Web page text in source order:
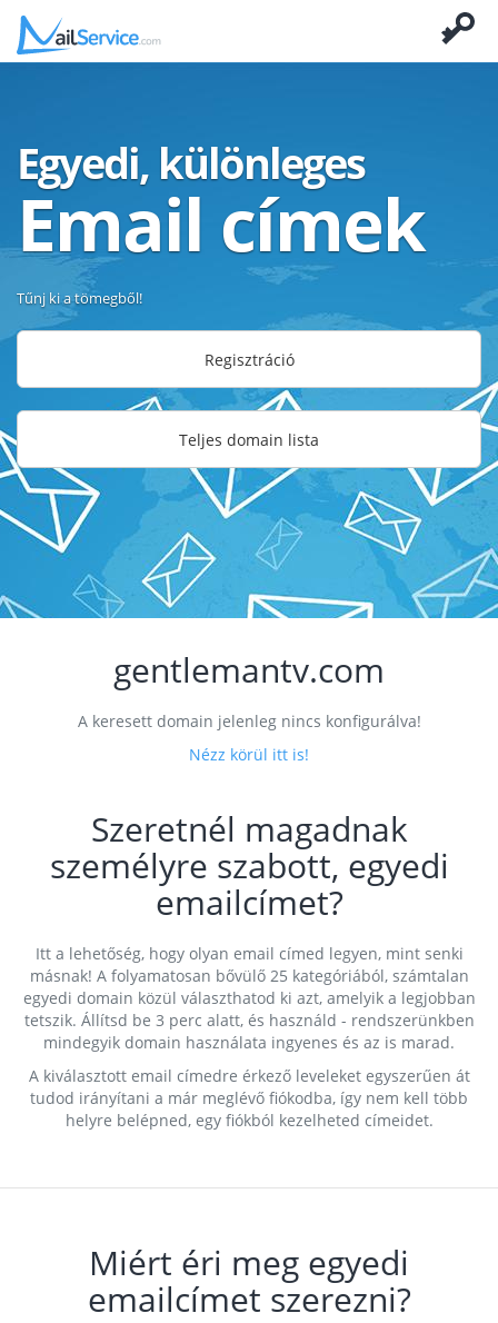
Egyedi, különleges
Email címek
Tűnj ki a tömegből!
Regisztráció
Teljes domain lista
gentlemantv.com
A keresett domain jelenleg nincs konfigurálva!
Nézz körül itt is!
Szeretnél magadnak
személyre szabott, egyedi
emailcímet?
Itt a lehetőség, hogy olyan email címed legyen, mint senki
másnak! A folyamatosan bővülő 25 kategóriából, számtalan
egyedi domain közül választhatod ki azt, amelyik a legjobban
tetszik. Állítsd be 3 perc alatt, és használd - rendszerünkben
mindegyik domain használata ingyenes és az is marad.
A kiválasztott email címedre érkező leveleket egyszerűen át
tudod irányítani a már meglévő fiókodba, így nem kell több
helyre belépned, egy fiókból kezelheted címeidet.
Miért éri meg egyedi
emailcímet szerezni?